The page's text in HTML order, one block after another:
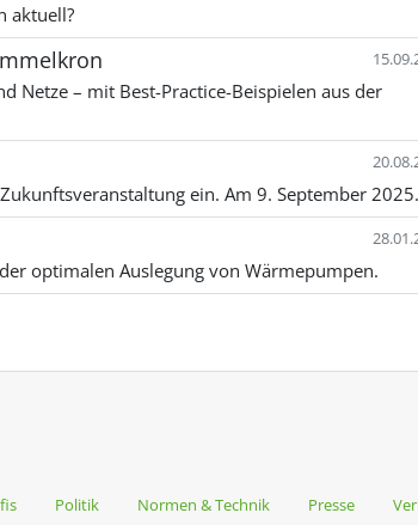
aktuell?
Netze – mit Best-Practice-Beispielen aus der
ein. Am 9. September
optimalen Auslegung von Wärmepumpen.
Politik Normen & Technik Presse